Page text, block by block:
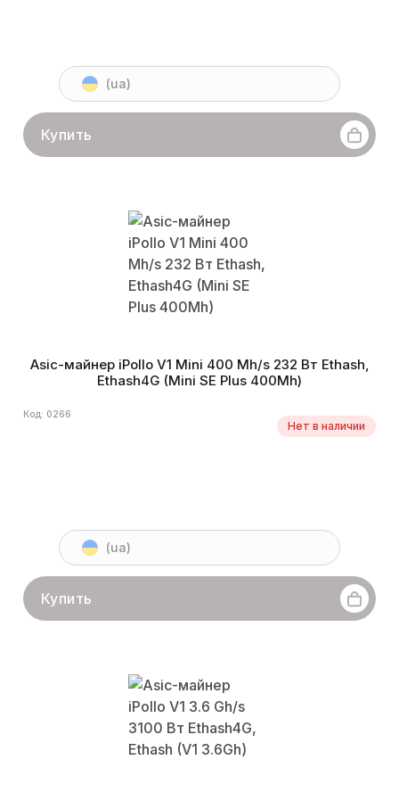
(ua)
Купить
Asic-майнер iPollo V1 Mini 400 Mh/s 232 Вт Ethash,
Ethash4G (Mini SE Plus 400Mh)
Код: 0266
Нет в наличии
(ua)
Купить